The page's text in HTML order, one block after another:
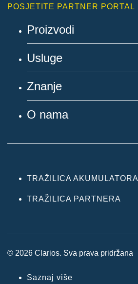
POSJETITE PARTNER PORTAL
Proizvodi
Usluge
Znanje
O nama
TRAŽILICA AKUMULATORA
TRAŽILICA PARTNERA
© 2026 Clarios. Sva prava pridržana
Saznaj više